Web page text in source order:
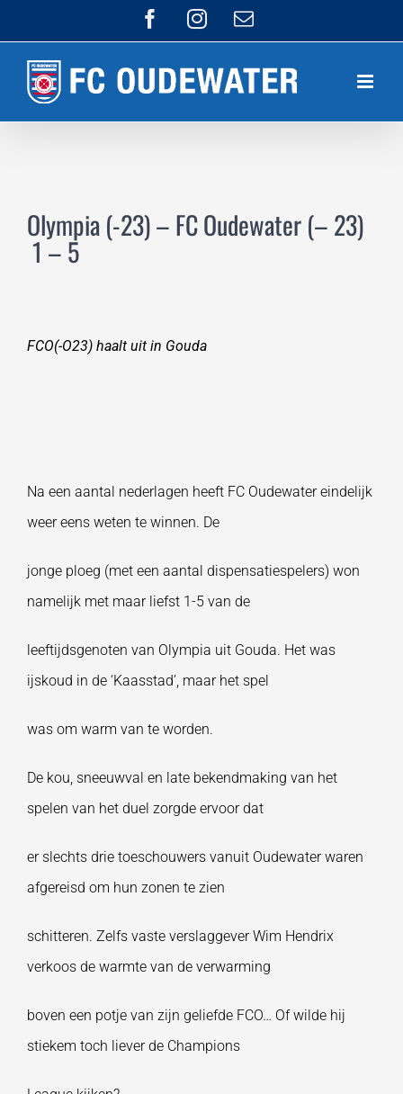
naar
inhoud
FacebookInstagram
E-
mail
Olympia (-23) – FC Oudewater (– 23)
1 – 5
FCO(-O23) haalt uit in Gouda
Na een aantal nederlagen heeft FC Oudewater eindelijk
weer eens weten te winnen. De
jonge ploeg (met een aantal dispensatiespelers) won
namelijk met maar liefst 1-5 van de
leeftijdsgenoten van Olympia uit Gouda. Het was
ijskoud in de ‘Kaasstad’, maar het spel
was om warm van te worden.
De kou, sneeuwval en late bekendmaking van het
spelen van het duel zorgde ervoor dat
er slechts drie toeschouwers vanuit Oudewater waren
afgereisd om hun zonen te zien
schitteren. Zelfs vaste verslaggever Wim Hendrix
verkoos de warmte van de verwarming
boven een potje van zijn geliefde FCO… Of wilde hij
stiekem toch liever de Champions